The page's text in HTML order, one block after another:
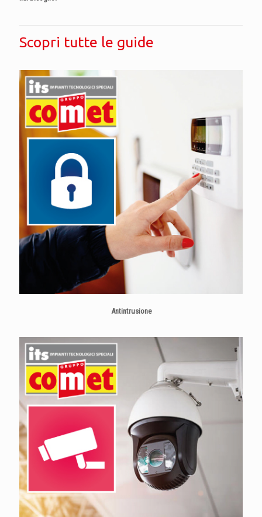
Scopri tutte le guide
Antintrusione